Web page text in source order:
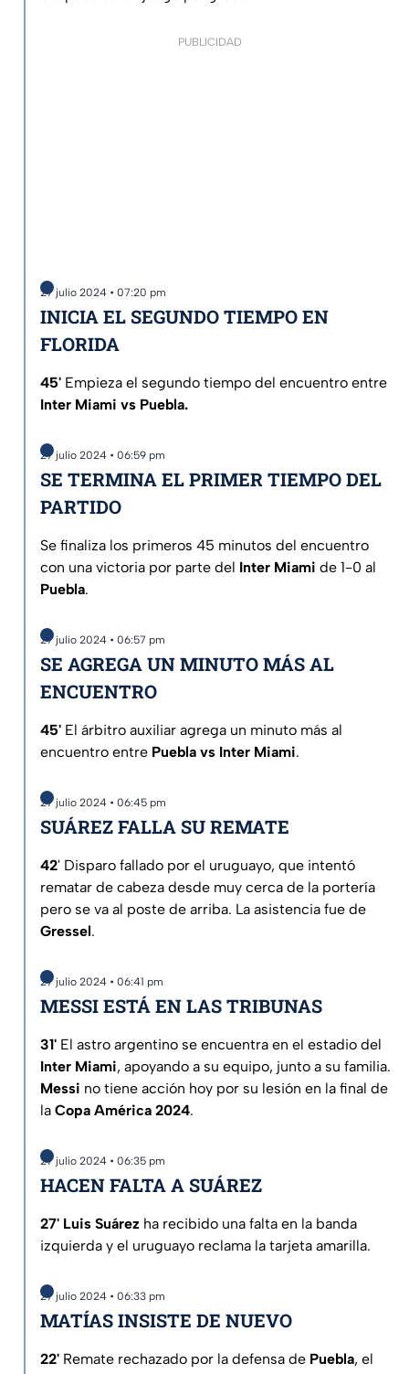
PUBLICIDAD
27 julio 2024 • 07:20 pm
INICIA EL SEGUNDO TIEMPO EN
FLORIDA
45' Empieza el segundo tiempo del encuentro entre
Inter Miami vs Puebla.
27 julio 2024 • 06:59 pm
SE TERMINA EL PRIMER TIEMPO DEL
PARTIDO
Se finaliza los primeros 45 minutos del encuentro
con una victoria por parte del Inter Miami de 1-0 al
Puebla.
27 julio 2024 • 06:57 pm
SE AGREGA UN MINUTO MÁS AL
ENCUENTRO
45' El árbitro auxiliar agrega un minuto más al
encuentro entre Puebla vs Inter Miami.
27 julio 2024 • 06:45 pm
SUÁREZ FALLA SU REMATE
42' Disparo fallado por el uruguayo, que intentó
rematar de cabeza desde muy cerca de la portería
pero se va al poste de arriba. La asistencia fue de
Gressel.
27 julio 2024 • 06:41 pm
MESSI ESTÁ EN LAS TRIBUNAS
31' El astro argentino se encuentra en el estadio del
Inter Miami, apoyando a su equipo, junto a su familia.
Messi no tiene acción hoy por su lesión en la final de
la Copa América 2024.
27 julio 2024 • 06:35 pm
HACEN FALTA A SUÁREZ
27' Luis Suárez ha recibido una falta en la banda
izquierda y el uruguayo reclama la tarjeta amarilla.
27 julio 2024 • 06:33 pm
MATÍAS INSISTE DE NUEVO
22' Remate rechazado por la defensa de Puebla, el